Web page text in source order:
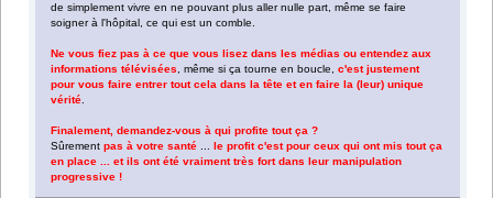
de simplement vivre en ne pouvant plus aller nulle part, même se faire
soigner à l'hôpital, ce qui est un comble.
Ne vous fiez pas à ce que vous lisez dans les médias ou entendez aux
informations télévisées, même si ça tourne en boucle,c'est justement
pour vous faire entrer tout cela dans la tête et en faire la (leur) unique
vérité.
Finalement, demandez-vous à qui profite tout ça ?
Sûrementpas à votre santé ...le profit c'est pour ceux qui ont mis tout ça
en place ... et ils ont été vraiment très fort dans leur manipulation
progressive !